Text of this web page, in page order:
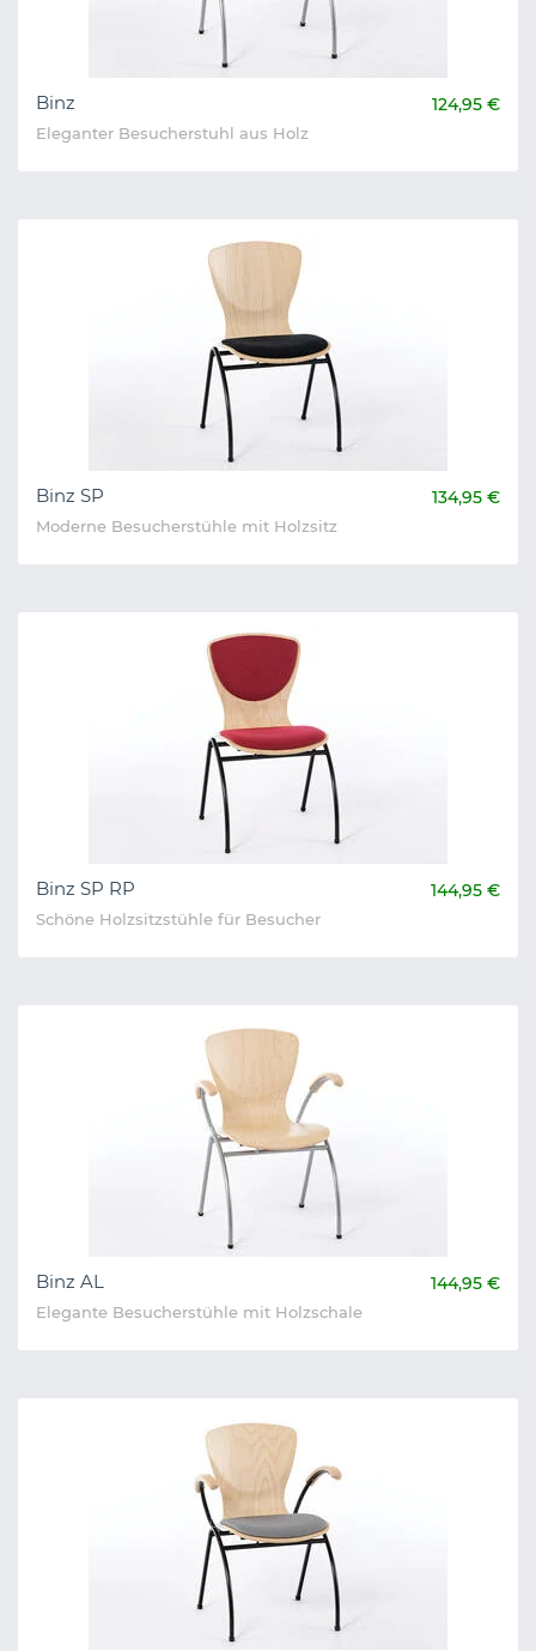
Binz 124,95 €
Eleganter Besucherstuhl aus Holz
Binz SP 134,95 €
Moderne Besucherstühle mit Holzsitz
Binz SP RP 144,95 €
Schöne Holzsitzstühle für Besucher
Binz AL 144,95 €
Elegante Besucherstühle mit Holzschale